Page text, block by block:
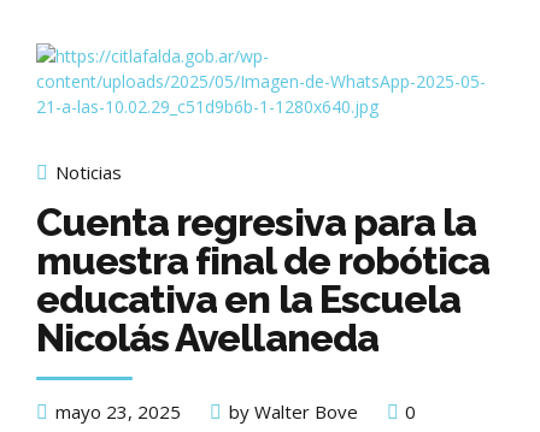
Noticias
Cuenta regresiva para la
muestra final de robótica
educativa en la Escuela
Nicolás Avellaneda
mayo 23, 2025 by Walter Bove 0